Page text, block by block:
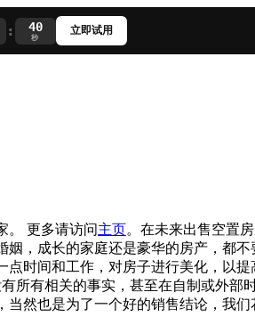
: 39
秒
立即试用
。 更多请访问主页。在未来出售空置
，成长的家庭还是豪华的房产，都不
时间和工作，对房子进行美化，以
所有相关的事实，甚至在自制或外部
然也是为了一个好的销售结论，我